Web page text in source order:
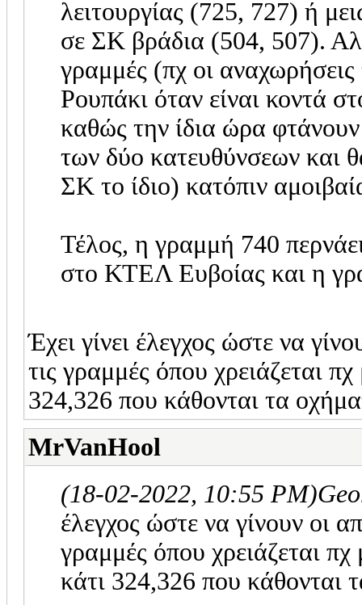
λειτουργίας (725, 727) ή
σε ΣΚ βράδια (504, 507).
γραμμές (πχ οι
Ρουπάκι όταν είναι κοντά
καθώς την ίδια ώρα
των δύο κατευθύνσεων και
ΣΚ το ίδιο) κατόπιν
Τέλος, η γραμμή 740
στο ΚΤΕΛ Ευβοίας και η
Έχει γίνει έλεγχος ώστε να
τις γραμμές όπου χρειάζεται
324,326 που κάθονται τα
MrVanHool
(18-02-2022, 10:55 PM)
έλεγχος ώστε να γίνουν οι
γραμμές όπου χρειάζεται
κάτι 324,326 που κάθονται